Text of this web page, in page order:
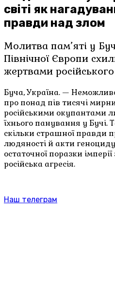
світі як
правди над злом
Молитва пам’яті у
Північної Європи
жертвами
Буча, Україна. —
про понад пів тисячі
російськими окупантами
їхнього панування у Бучі.
скільки страшної правди
людяності й акти
остаточної поразки
російська агресія.
Наш телеграм